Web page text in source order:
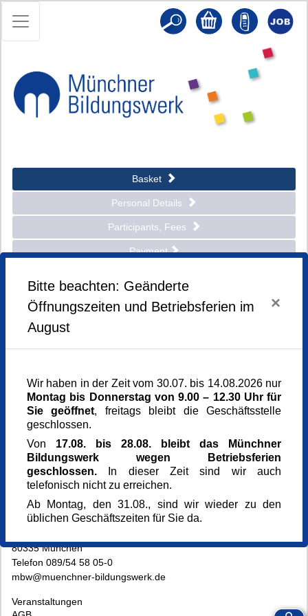
Basket
Personal Details
Participants, Fees
Payment
Continue to booking
Münchner Bildungswerk
80335 München
Telefon 089/54 58 05-0
mbw@muenchner-bildungswerk.de
Veranstaltungen
Bitte beachten: Geänderte
Öffnungszeiten und Betriebsferien im
August
×
Wir haben in der Zeit vom 30.07. bis 14.08.2026 nur
Montag bis Donnerstag von 9.00 – 12.30 Uhr für
Sie geöffnet, freitags bleibt die Geschäftsstelle
geschlossen.
Von 17.08. bis 28.08. bleibt das Münchner
Bildungswerk wegen Betriebsferien
geschlossen. In dieser Zeit sind wir auch
telefonisch nicht zu erreichen.
Ab Montag, den 31.08., sind wir wieder zu den
üblichen Geschäftszeiten für Sie da.